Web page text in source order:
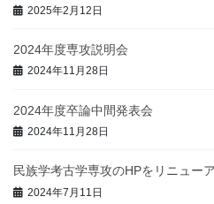
2025年2月12日
2024年度専攻説明会
2024年11月28日
2024年度卒論中間発表会
2024年11月28日
民族学考古学専攻のHPをリニュー
2024年7月11日